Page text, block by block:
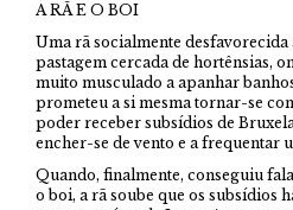
A RÃ E O BOI
Uma rã socialmente desfavorecida
pastagem cercada de hortênsias,
muito musculado a apanhar
prometeu a si mesma tornar-se
poder receber subsídios de
encher-se de vento e a frequentar
Quando, finalmente, conseguiu
o boi, a rã soube que os subsídios